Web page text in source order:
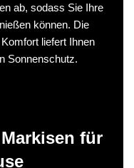
ab, sodass Sie Ihre
können. Die
liefert Ihnen
Sonnenschutz.
für